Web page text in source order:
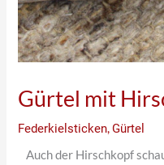
Gürtel mit
Federkielsticken,Gürtel
Auch der Hirschkopf